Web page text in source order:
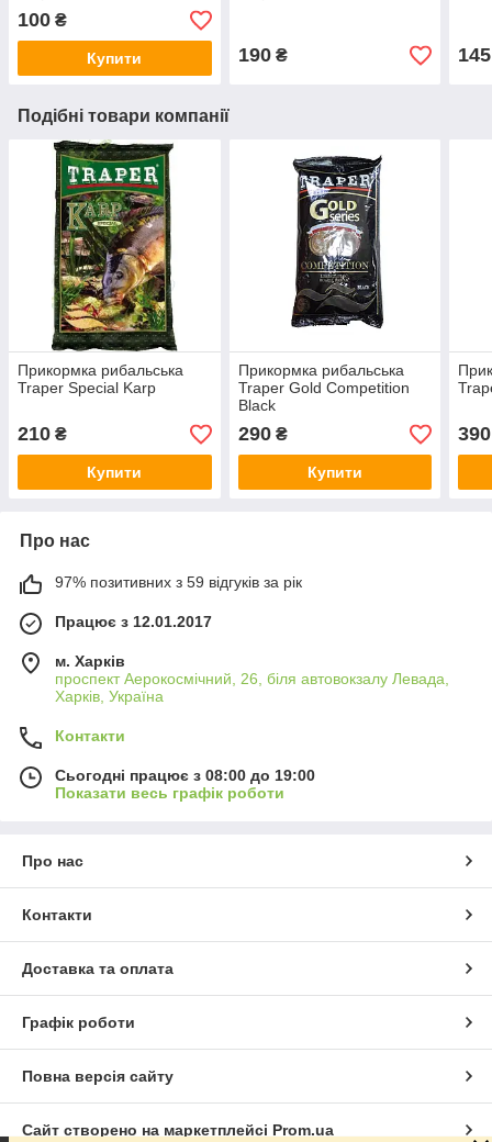
100 ₴
Купити 190₴ 145
Подібні товари компанії
Прикормка рибальська
Traper Special Karp
210 ₴
Купити
Прикормка рибальська
Traper Gold Competition
Black
290₴
Купити
390
Про нас
97% позитивних з 59 відгуків за рік
Працює з 12.01.2017
м. Харків
проспект Аерокосмічний, 26, біля автовокзалу Левада,
Харків, Україна
Контакти
Сьогодні працює з 08:00 до 19:00
Показати весь графік роботи
Про нас
Контакти
Доставка та оплата
Графік роботи
Повна версія сайту
Сайт створено на маркетплейсі Prom.ua